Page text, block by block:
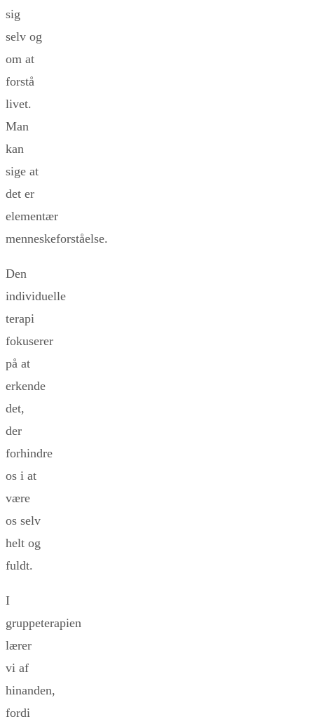
sig
selv og
om at
forstå
livet.
Man
kan
sige at
det er
elementær
menneskeforståelse.
Den
individuelle
terapi
fokuserer
på at
erkende
det,
der
forhindre
os i at
være
os selv
helt og
fuldt.
I
gruppeterapien
lærer
vi af
hinanden,
fordi